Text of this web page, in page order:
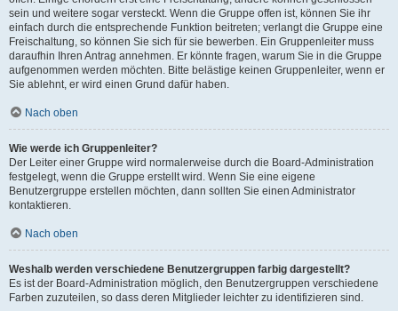
sein und weitere sogar versteckt. Wenn die Gruppe offen ist, können Sie ihr
einfach durch die entsprechende Funktion beitreten; verlangt die Gruppe eine
Freischaltung, so können Sie sich für sie bewerben. Ein Gruppenleiter muss
daraufhin Ihren Antrag annehmen. Er könnte fragen, warum Sie in die Gruppe
aufgenommen werden möchten. Bitte belästige keinen Gruppenleiter, wenn er
Sie ablehnt, er wird einen Grund dafür haben.
Nach oben
Wie werde ich Gruppenleiter?
Der Leiter einer Gruppe wird normalerweise durch die Board-Administration
festgelegt, wenn die Gruppe erstellt wird. Wenn Sie eine eigene
Benutzergruppe erstellen möchten, dann sollten Sie einen Administrator
kontaktieren.
Nach oben
Weshalb werden verschiedene Benutzergruppen farbig dargestellt?
Es ist der Board-Administration möglich, den Benutzergruppen verschiedene
Farben zuzuteilen, so dass deren Mitglieder leichter zu identifizieren sind.